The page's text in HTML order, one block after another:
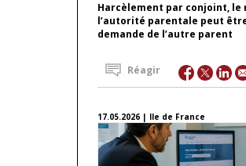
Harcèlement par conjoint,
l’autorité parentale peut
demande de l’autre parent
Réagir
17.05.2026 | Ile de France